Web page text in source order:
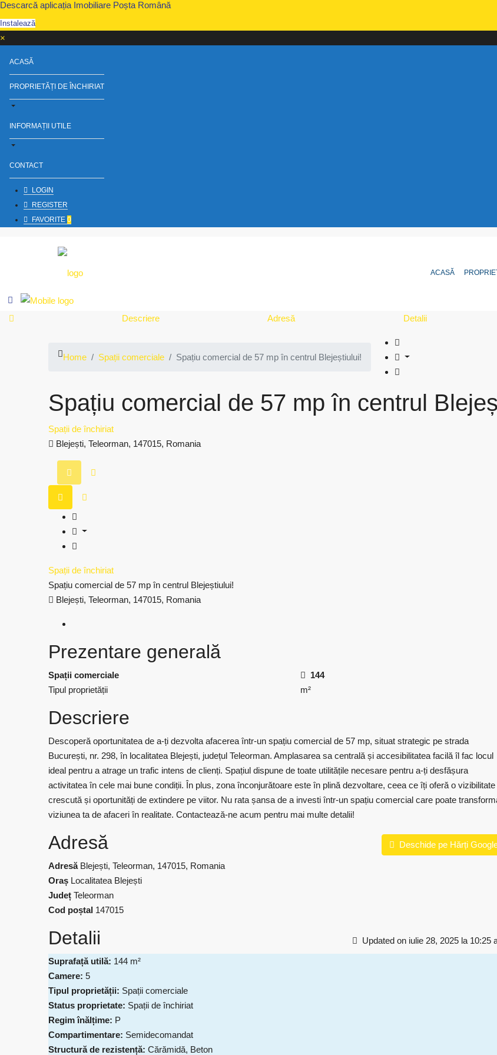
Descarcă aplicația Imobiliare Poșta Română
Instalează
×
ACASĂ
PROPRIETĂȚI DE ÎNCHIRIAT
INFORMAȚII UTILE
CONTACT
LOGIN
REGISTER
FAVORITE 0
ACASĂ
Descriere Adresă Detalii
Home Spații comerciale Spațiu comercial de 57 mp în centrul Blejeștiului!
Spațiu comercial de 57 mp în centrul
Spații de închiriat
Blejești, Teleorman, 147015, Romania
Spații de închiriat
Spațiu comercial de 57 mp în centrul Blejeștiului!
Blejești, Teleorman, 147015, Romania
Prezentare generală
Spații comerciale
Tipul proprietății
144
m²
Descriere
Descoperă oportunitatea de a-ți dezvolta afacerea într-un spațiu comercial de 57 mp, situat strategic pe strada
București, nr. 298, în localitatea Blejești, județul Teleorman. Amplasarea sa centrală și accesibilitatea facilă îl fac locul
ideal pentru a atrage un trafic intens de clienți. Spațiul dispune de toate utilitățile necesare pentru a-ți desfășura
activitatea în cele mai bune condiții. În plus, zona înconjurătoare este în plină dezvoltare, ceea ce îți oferă o vizibilitate
crescută și oportunități de extindere pe viitor. Nu rata șansa de a investi într-un spațiu comercial care poate
viziunea ta de afaceri în realitate. Contactează-ne acum pentru mai multe detalii!
Adresă Deschide pe Hărți
Adresă Blejești, Teleorman, 147015, Romania
Oraș Localitatea Blejești
Județ Teleorman
Cod poștal 147015
Detalii Updated on iulie 28, 2025 la 10:25
Suprafață utilă: 144 m²
Camere: 5
Tipul proprietății: Spații comerciale
Status proprietate: Spații de închiriat
Regim înălțime: P
Compartimentare: Semidecomandat
Structură de rezistență: Cărămidă, Beton